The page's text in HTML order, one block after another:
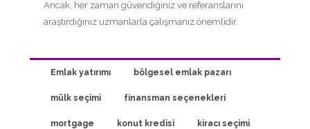
Ancak, her zaman güvendiğiniz ve referanslarını
araştırdığınız uzmanlarla çalışmanız önemlidir.
Emlak yatırımı bölgesel emlak pazarı
mülk seçimi finansman seçenekleri
mortgage konut kredisi kiracı seçimi